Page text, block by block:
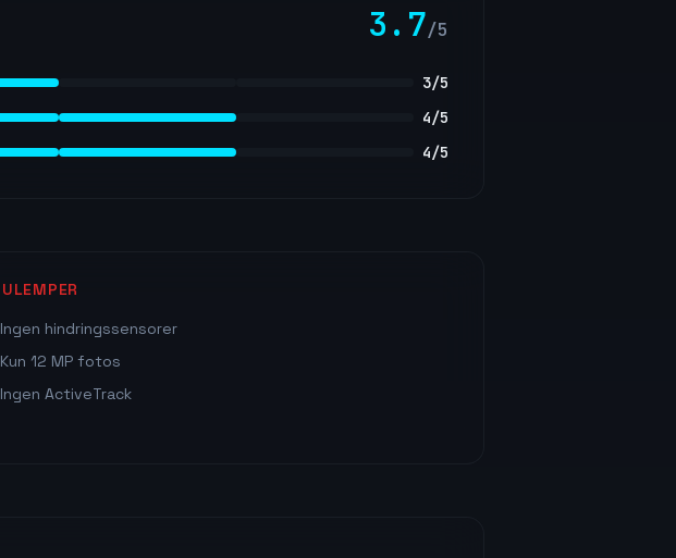
3.7/5
3/5
4/5
4/5
ULEMPER
Ingen hindringssensorer
Kun 12 MP fotos
Ingen ActiveTrack